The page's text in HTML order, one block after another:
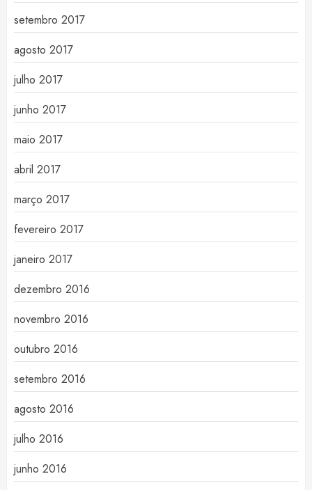
setembro 2017
agosto 2017
julho 2017
junho 2017
maio 2017
abril 2017
março 2017
fevereiro 2017
janeiro 2017
dezembro 2016
novembro 2016
outubro 2016
setembro 2016
agosto 2016
julho 2016
junho 2016